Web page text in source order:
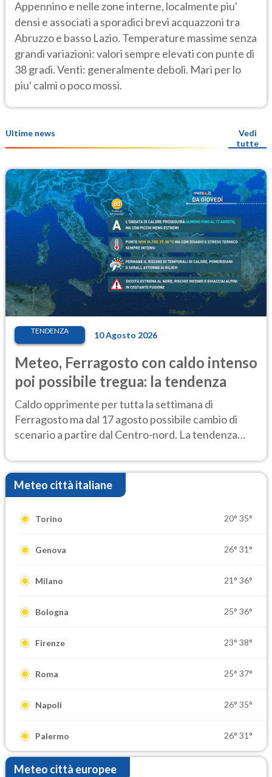
Appennino e nelle zone interne, localmente piu'
densi e associati a sporadici brevi acquazzoni tra
Abruzzo e basso Lazio. Temperature massime senza
grandi variazioni: valori sempre elevati con punte di
38 gradi. Venti: generalmente deboli. Mari per lo
piu' calmi o poco mossi.
Ultime news
Vedi
tutte
TENDENZA 10 Agosto 2026
Meteo, Ferragosto con caldo intenso
poi possibile tregua: la tendenza
Caldo opprimente per tutta la settimana di
Ferragosto ma dal 17 agosto possibile cambio di
scenario a partire dal Centro-nord. La tendenza
Meteo città italiane
Torino 20° 35°
Genova 26° 31°
Milano 21° 36°
Bologna 25° 36°
Firenze 23° 38°
Roma 25° 37°
Napoli 26° 35°
Palermo 26° 31°
Meteo città europee